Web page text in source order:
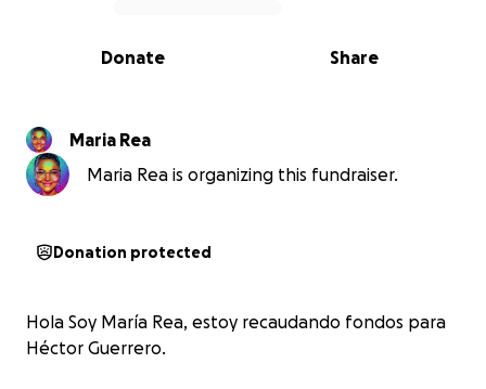
0% complete
Share
Donate
Maria Rea
Maria Rea is organizing this fundraiser.
Donation protected
Hola Soy María Rea, estoy recaudando fondos para
Héctor Guerrero.